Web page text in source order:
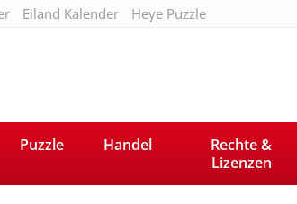
Eiland Kalender Heye Puzzle
Puzzle Handel
Rechte &
Lizenzen